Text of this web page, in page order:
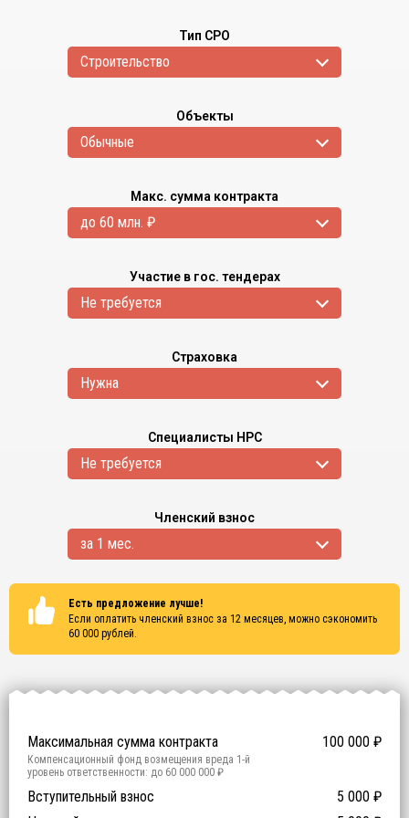
Тип СРО
Cтроительство
Объекты
Обычные
Макс. сумма контракта
до 60 млн. ₽
Участие в гос. тендерах
Не требуется
Страховка
Нужна
Специалисты НРС
Не требуется
Членский взнос
за 1 мес.
Есть предложение лучше!
Если оплатить членский взнос за 12 месяцев, можно сэкономить
60 000 рублей.
Сертификаты
Максимальная сумма контракта
100 000 ₽
Компенсационный фонд возмещения вреда 1 -й
уровень ответственности: до 60 000 000 ₽
Участие в гос. тендерах и аукционах 0 ₽
Компенсационный фонд договорных обязательств
Вступительный взнос 5 000 ₽